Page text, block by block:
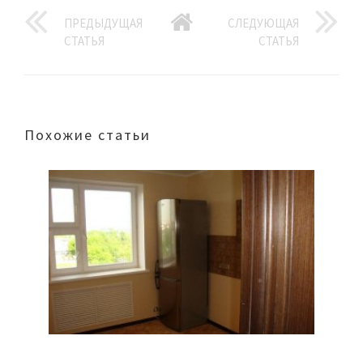
ПРЕДЫДУЩАЯ
СТАТЬЯ
СЛЕДУЮЩАЯ
СТАТЬЯ
Похожие статьи